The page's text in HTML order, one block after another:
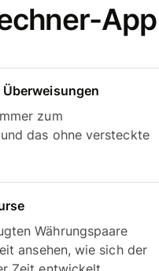
App
zum
das ohne versteckte
Währungspaare
ansehen, wie sich der